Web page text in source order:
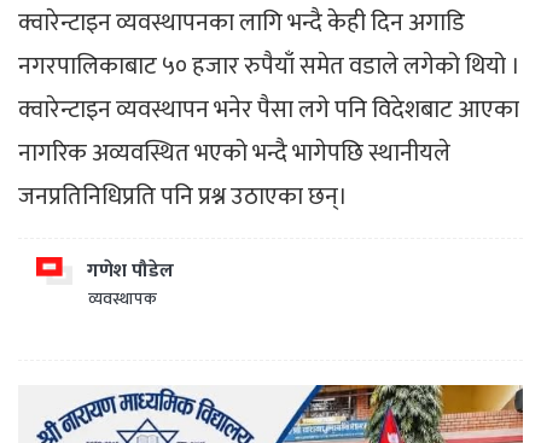
क्वारेन्टाइन व्यवस्थापनका लागि भन्दै केही दिन अगाडि
नगरपालिकाबाट ५० हजार रुपैयाँ समेत वडाले लगेको थियो ।
क्वारेन्टाइन व्यवस्थापन भनेर पैसा लगे पनि विदेशबाट आएका
नागरिक अव्यवस्थित भएको भन्दै भागेपछि स्थानीयले
जनप्रतिनिधिप्रति पनि प्रश्न उठाएका छन्।
गणेश पौडेल
व्यवस्थापक